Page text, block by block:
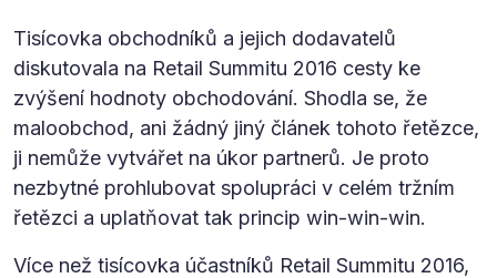
Tisícovka obchodníků a jejich dodavatelů
diskutovala na Retail Summitu 2016 cesty ke
zvýšení hodnoty obchodování. Shodla se, že
maloobchod, ani žádný jiný článek tohoto řetězce,
ji nemůže vytvářet na úkor partnerů. Je proto
nezbytné prohlubovat spolupráci v celém tržním
řetězci a uplatňovat tak princip win-win-win.
Více než tisícovka účastníků Retail Summitu 2016,